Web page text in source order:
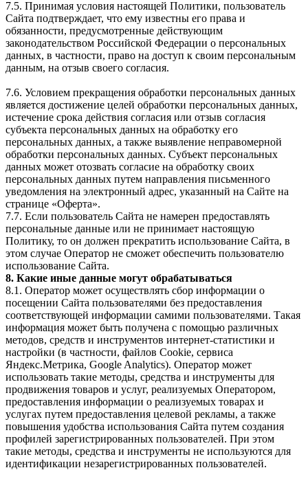
7.5. Принимая условия настоящей Политики, пользователь
Сайта подтверждает, что ему известны его права и
обязанности, предусмотренные действующим
законодательством Российской Федерации о персональных
данных, в частности, право на доступ к своим персональным
данным, на отзыв своего согласия.
7.6. Условием прекращения обработки персональных данных
является достижение целей обработки персональных данных,
истечение срока действия согласия или отзыв согласия
субъекта персональных данных на обработку его
персональных данных, а также выявление неправомерной
обработки персональных данных. Субъект персональных
данных может отозвать согласие на обработку своих
персональных данных путем направления письменного
уведомления на электронный адрес, указанный на Сайте на
странице «Оферта».
7.7. Если пользователь Сайта не намерен предоставлять
персональные данные или не принимает настоящую
Политику, то он должен прекратить использование Сайта, в
этом случае Оператор не сможет обеспечить пользователю
использование Сайта.
8. Какие иные данные могут обрабатываться
8.1. Оператор может осуществлять сбор информации о
посещении Сайта пользователями без предоставления
соответствующей информации самими пользователями. Такая
информация может быть получена с помощью различных
методов, средств и инструментов интернет-статистики и
настройки (в частности, файлов Cookie, сервиса
Яндекс.Метрика, Google Analytics). Оператор может
использовать такие методы, средства и инструменты для
продвижения товаров и услуг, реализуемых Оператором,
предоставления информации о реализуемых товарах и
услугах путем предоставления целевой рекламы, а также
повышения удобства использования Сайта путем создания
профилей зарегистрированных пользователей. При этом
такие методы, средства и инструменты не используются для
идентификации незарегистрированных пользователей.